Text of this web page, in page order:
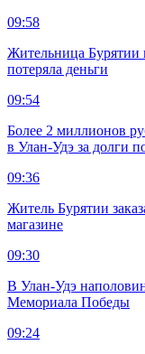
09:58
Жительница Бурятии
потеряла деньги
09:54
Более 2 миллионов
в Улан-Удэ за долги
09:36
Житель Бурятии
магазине
09:30
В Улан-Удэ
Мемориала Победы
09:24